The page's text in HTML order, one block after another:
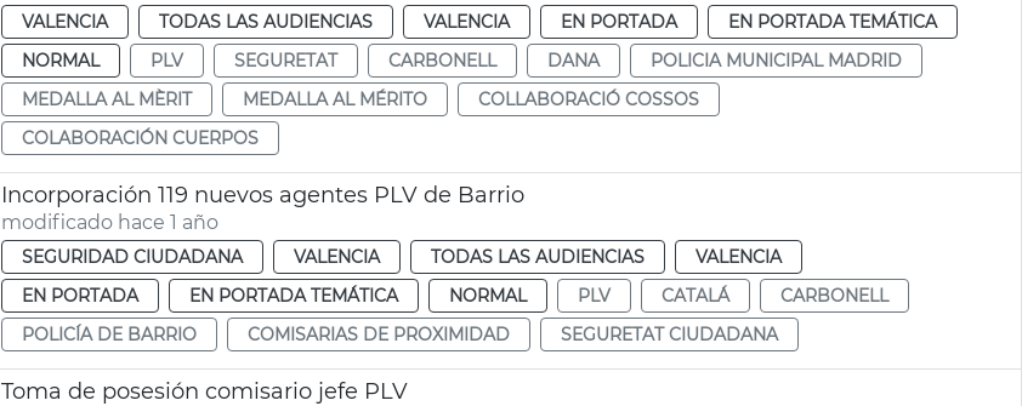
VALENCIA TODAS LAS AUDIENCIAS VALENCIA EN PORTADA
EN PORTADA TEMÁTICA
NORMAL
PLV SEGURETAT CARBONELL DANA
POLICIA MUNICIPAL MADRID
MEDALLA AL MÈRIT
MEDALLA AL MÉRITO
COLLABORACIÓ COSSOS
COLABORACIÓN CUERPOS
Incorporación 119 nuevos agentes PLV de Barrio
modificado hace 1 año
SEGURIDAD CIUDADANA VALENCIA TODAS LAS AUDIENCIAS
VALENCIA
EN PORTADA
EN PORTADA TEMÁTICA NORMAL PLV CATALÁ
CARBONELL
POLICÍA DE BARRIO
COMISARIAS DE PROXIMIDAD SEGURETAT CIUDADANA
Toma de posesión comisario jefe PLV